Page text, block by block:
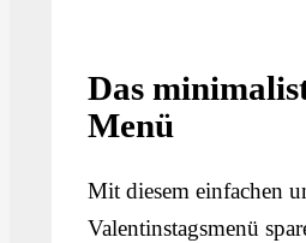
Das
Menü
Mit diesem einfachen
Valentinstagsmenü